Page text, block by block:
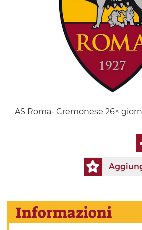
AS Roma- Cremonese 26^
Informazioni